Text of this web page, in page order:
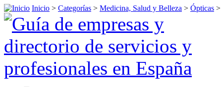
Inicio > Categorías > Medicina, Salud y Belleza > Ópticas >